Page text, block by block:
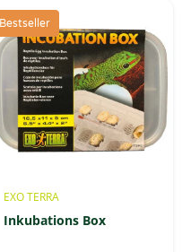
Bestseller
EXO TERRA
Inkubations Box